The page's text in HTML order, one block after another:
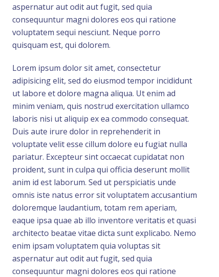
aspernatur aut odit aut fugit, sed quia
consequuntur magni dolores eos qui ratione
voluptatem sequi nesciunt. Neque porro
quisquam est, qui dolorem.
Lorem ipsum dolor sit amet, consectetur
adipisicing elit, sed do eiusmod tempor incididunt
ut labore et dolore magna aliqua. Ut enim ad
minim veniam, quis nostrud exercitation ullamco
laboris nisi ut aliquip ex ea commodo consequat.
Duis aute irure dolor in reprehenderit in
voluptate velit esse cillum dolore eu fugiat nulla
pariatur. Excepteur sint occaecat cupidatat non
proident, sunt in culpa qui officia deserunt mollit
anim id est laborum. Sed ut perspiciatis unde
omnis iste natus error sit voluptatem accusantium
doloremque laudantium, totam rem aperiam,
eaque ipsa quae ab illo inventore veritatis et quasi
architecto beatae vitae dicta sunt explicabo. Nemo
enim ipsam voluptatem quia voluptas sit
aspernatur aut odit aut fugit, sed quia
consequuntur magni dolores eos qui ratione